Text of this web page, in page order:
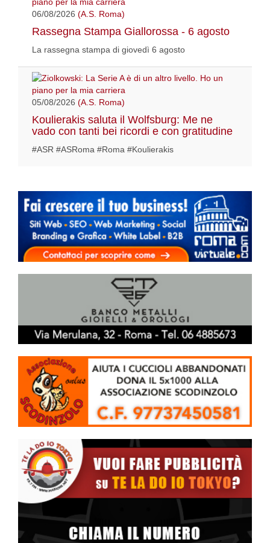
06/08/2026 (A.S. Roma)
Rassegna Stampa Giallorossa - 6 agosto
La rassegna stampa di giovedì 6 agosto
05/08/2026 (A.S. Roma)
Koulierakis saluta il Wolfsburg: Me ne
vado con tanti bei ricordi e con gratitudine
#ASR #ASRoma #Roma #Koulierakis